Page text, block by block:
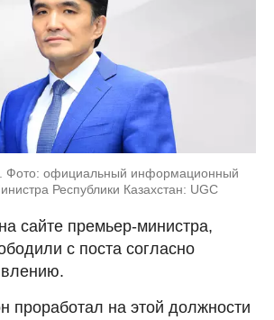
Фото: официальный информационный
Республики Казахстан: UGC
сайте премьер-министра,
с поста согласно
проработал на этой должности